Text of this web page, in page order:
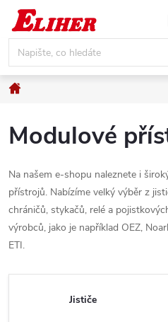
Přejít
obsah
Domů
Modulové
Na našem e-shopu naleznete i
přístrojů. Nabízíme velký výběr z
chráničů, stykačů, relé a
výrobců, jako je například OEZ,
ETI.
Jističe